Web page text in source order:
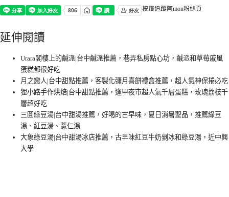
按讚追蹤阿mon粉絲頁
延伸閱讀
Urara閣樓上的鹹派|台中鹹派推薦，巷弄私房點心坊，鹹派和草莓戚風
蛋糕都很好吃
月之戀人|台中甜點推薦，客製化彌月喜餅禮盒推薦，超人氣神保捲必吃
狸小路手作烘焙|台中甜點推薦，逢甲夜市超人氣千層蛋糕，玫瑰荔枝千
層超好吃
三圓綠豆湯|台中甜湯推薦，好喝的古早味，夏日消暑聖品，推薦綠豆
湯、紅豆湯、薏仁湯
大象綠豆湯|台中甜湯冰店推薦，古早味紅豆牛奶剉冰和綠豆湯，近中興
大學